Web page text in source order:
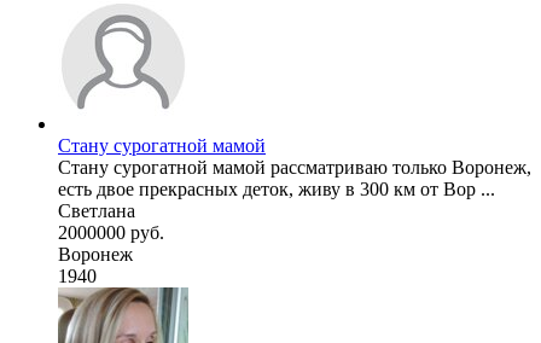
Стану сурогатной мамой
Стану сурогатной мамой рассматриваю только Воронеж,
есть двое прекрасных деток, живу в 300 км от Вор ...
Светлана
2000000 руб.
Воронеж
1940